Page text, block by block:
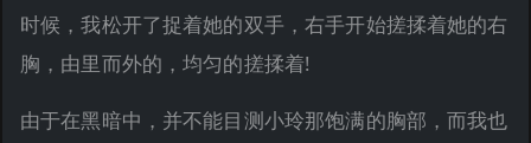
时候，我松开了捉着她的双手，右手开始搓揉着她的右
胸，由里而外的，均匀的搓揉着!
由于在黑暗中，并不能目测小玲那饱满的胸部，而我也